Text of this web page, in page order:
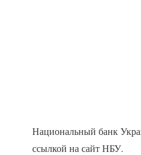
Национальный банк
ссылкой на сайт НБУ.